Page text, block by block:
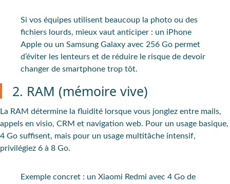
Si vos équipes utilisent beaucoup la photo ou des
fichiers lourds, mieux vaut anticiper : un iPhone
Apple ou un Samsung Galaxy avec 256 Go permet
d’éviter les lenteurs et de réduire le risque de devoir
changer de smartphone trop tôt.
2. RAM (mémoire vive)
La RAM détermine la fluidité lorsque vous jonglez entre mails,
appels en visio, CRM et navigation web. Pour un usage basique,
4 Go suffisent, mais pour un usage multitâche intensif,
privilégiez 6 à 8 Go.
Exemple concret : un Xiaomi Redmi avec 4 Go de